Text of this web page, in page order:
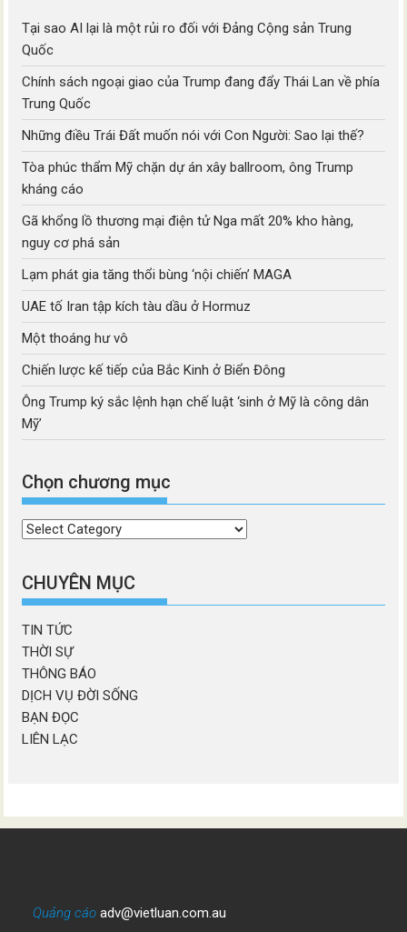
Tại sao AI lại là một rủi ro đối với Đảng Cộng sản Trung
Quốc
Chính sách ngoại giao của Trump đang đẩy Thái Lan về phía
Trung Quốc
Những điều Trái Đất muốn nói với Con Người: Sao lại thế?
Tòa phúc thẩm Mỹ chặn dự án xây ballroom, ông Trump
kháng cáo
Gã khổng lồ thương mại điện tử Nga mất 20% kho hàng,
nguy cơ phá sản
Lạm phát gia tăng thổi bùng ‘nội chiến’ MAGA
UAE tố Iran tập kích tàu dầu ở Hormuz
Một thoáng hư vô
Chiến lược kế tiếp của Bắc Kinh ở Biển Đông
Ông Trump ký sắc lệnh hạn chế luật ‘sinh ở Mỹ là công dân
Mỹ’
Chọn chương mục
Chọn
mục
CHUYÊN MỤC
TIN TỨC
THỜI SỰ
THÔNG BÁO
DỊCH VỤ ĐỜI SỐNG
BẠN ĐỌC
LIÊN LẠC
Quảng cáo adv@vietluan.com.au